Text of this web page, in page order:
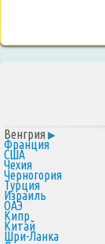
Венгрия
Франция
США
Чехия
Черногория
Турция
Израиль
ОАЭ
Кипр
Китай
Шри-Ланка